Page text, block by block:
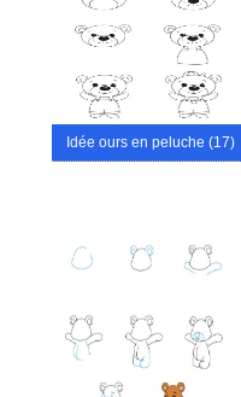
Idée ours en peluche (17)